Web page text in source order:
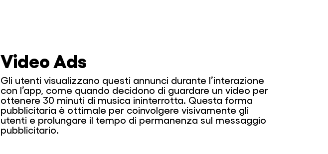
Video Ads
Gli utenti visualizzano questi annunci durante l’interazione
con l’app, come quando decidono di guardare un video per
ottenere 30 minuti di musica ininterrotta. Questa forma
pubblicitaria è ottimale per coinvolgere visivamente gli
utenti e prolungare il tempo di permanenza sul messaggio
pubblicitario.